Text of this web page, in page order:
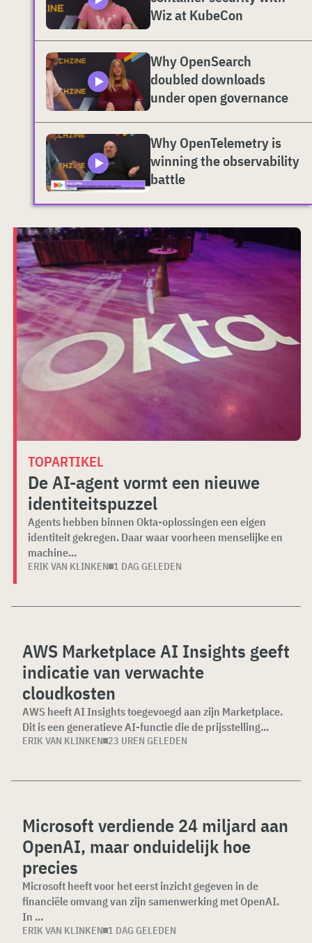
Wiz at KubeCon
Why OpenSearch
doubled downloads
under open governance
Why OpenTelemetry is
winning the observability
battle
TOPARTIKEL
De AI-agent vormt een nieuwe
identiteitspuzzel
Agents hebben binnen Okta-oplossingen een eigen
identiteit gekregen. Daar waar voorheen menselijke en
machine...
ERIK VAN KLINKEN 1 DAG GELEDEN
AWS Marketplace AI Insights geeft
indicatie van verwachte
cloudkosten
AWS heeft AI Insights toegevoegd aan zijn Marketplace.
Dit is een generatieve AI-functie die de prijsstelling...
ERIK VAN KLINKEN 23 UREN GELEDEN
Microsoft verdiende 24 miljard aan
OpenAI, maar onduidelijk hoe
precies
Microsoft heeft voor het eerst inzicht gegeven in de
financiële omvang van zijn samenwerking met OpenAI.
In ...
ERIK VAN KLINKEN 1 DAG GELEDEN